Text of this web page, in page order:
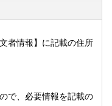
朗報／
するために、スマホの
アム)」が登場しま
入＆郵送が不要。
のかかる手続きを大幅
者情報】に記載の住所
で、必要情報を記載の